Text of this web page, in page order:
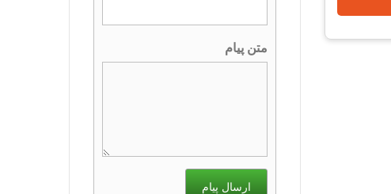
متن پیام
ارسال پیام